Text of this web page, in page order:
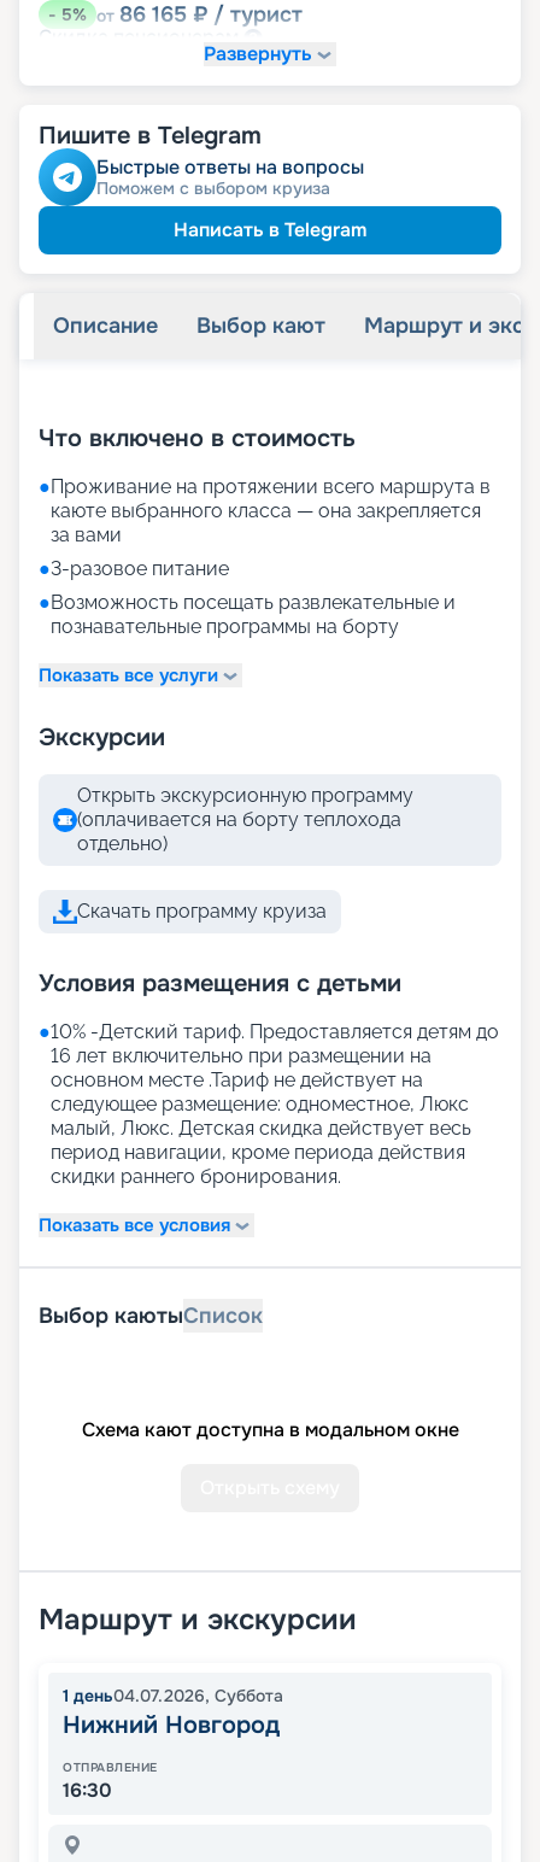
-5% от 86 165 ₽ / турист
Скидка
Неполное размещение
Развернуть
Пишите в Telegram
Быстрые ответы на вопросы
Поможем с выбором круиза
Написать в Telegram
Описание Выбор кают Маршрут и
Что включено в стоимость
●Проживание на протяжении всего маршрута в
каюте выбранного класса — она закрепляется
за вами
●3-разовое питание
●Возможность посещать развлекательные и
познавательные программы на борту
Показать все услуги
Экскурсии
Открыть экскурсионную программу
(оплачивается на борту теплохода
отдельно)
Скачать программу круиза
Условия размещения с детьми
●10% -Детский тариф. Предоставляется детям до
16 лет включительно при размещении на
основном месте .Тариф не действует на
следующее размещение: одноместное, Люкс
малый, Люкс. Детская скидка действует весь
период навигации, кроме периода действия
скидки раннего бронирования.
Показать все условия
Выбор каютыСписок
Схема кают доступна в модальном окне
Маршрут и экскурсии
1 день04.07.2026, Суббота
Нижний Новгород
ОТПРАВЛЕНИЕ
16:30